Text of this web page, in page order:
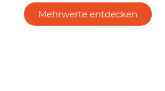
Mehrwerte entdecken